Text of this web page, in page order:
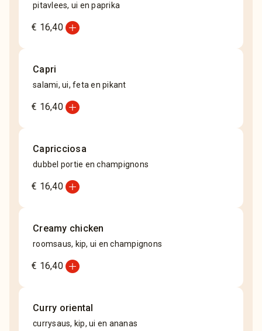
pitavlees, ui en paprika
€ 16,40add_circle
Capri
salami, ui, feta en pikant
€ 16,40add_circle
Capricciosa
dubbel portie en champignons
€ 16,40add_circle
Creamy chicken
roomsaus, kip, ui en champignons
€ 16,40add_circle
Curry oriental
currysaus, kip, ui en ananas